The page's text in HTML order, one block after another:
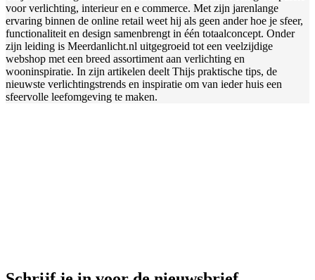
voor verlichting, interieur en e commerce. Met zijn jarenlange
ervaring binnen de online retail weet hij als geen ander hoe je sfeer,
functionaliteit en design samenbrengt in één totaalconcept. Onder
zijn leiding is Meerdanlicht.nl uitgegroeid tot een veelzijdige
webshop met een breed assortiment aan verlichting en
wooninspiratie. In zijn artikelen deelt Thijs praktische tips, de
nieuwste verlichtingstrends en inspiratie om van ieder huis een
sfeervolle leefomgeving te maken.